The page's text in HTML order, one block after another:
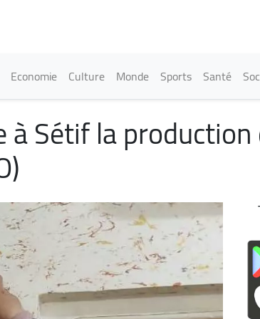
Economie Culture Monde Sports Santé
à Sétif la